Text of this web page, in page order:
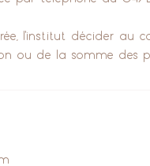
l'institut décider au
ou de la somme des